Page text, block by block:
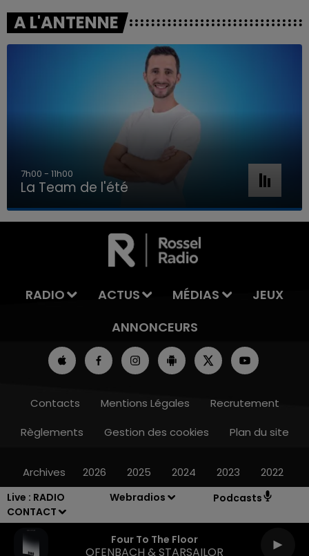
Live : RADIO
CONTACT
Webradios Podcasts
Four To The Floor
OFENBACH & STARSAILOR
LA TEAM DE L'ÉTÉ
A L'ANTENNE
7h00 - 11h00
La Team de l'été
RADIO ACTUS MÉDIAS
JEUX
ANNONCEURS
Contacts Mentions Légales
Recrutement
Règlements
Gestion des cookies Plan du site
Archives 2026 2025 2024 2023 2022